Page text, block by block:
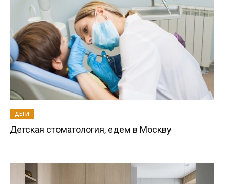
ДЕТИ
Детская стоматология, едем в Москву